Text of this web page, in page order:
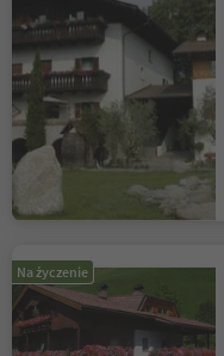
Na życzenie